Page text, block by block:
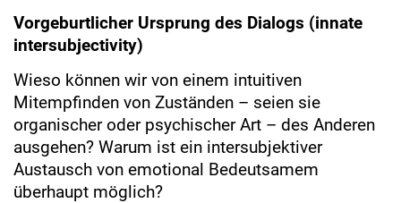
Vorgeburtlicher Ursprung des Dialogs (innate
intersubjectivity)
Wieso können wir von einem intuitiven
Mitempfinden von Zuständen – seien sie
organischer oder psychischer Art – des Anderen
ausgehen? Warum ist ein intersubjektiver
Austausch von emotional Bedeutsamem
überhaupt möglich?